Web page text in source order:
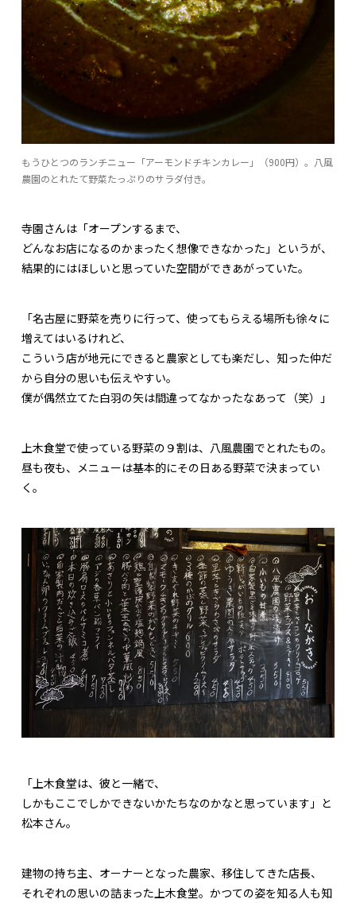
もうひとつのランチニュー「アーモンドチキンカレー」（900円）。八風
農園のとれたて野菜たっぷりのサラダ付き。
寺園さんは「オープンするまで、
どんなお店になるのかまったく想像できなかった」というが、
結果的にはほしいと思っていた空間ができあがっていた。
「名古屋に野菜を売りに行って、使ってもらえる場所も徐々に
増えてはいるけれど、
こういう店が地元にできると農家としても楽だし、知った仲だ
から自分の思いも伝えやすい。
僕が偶然立てた白羽の矢は間違ってなかったなあって（笑）」
上木食堂で使っている野菜の９割は、八風農園でとれたもの。
昼も夜も、メニューは基本的にその日ある野菜で決まってい
く。
「上木食堂は、彼と一緒で、
しかもここでしかできないかたちなのかなと思っています」と
松本さん。
建物の持ち主、オーナーとなった農家、移住してきた店長、
それぞれの思いの詰まった上木食堂。かつての姿を知る人も知